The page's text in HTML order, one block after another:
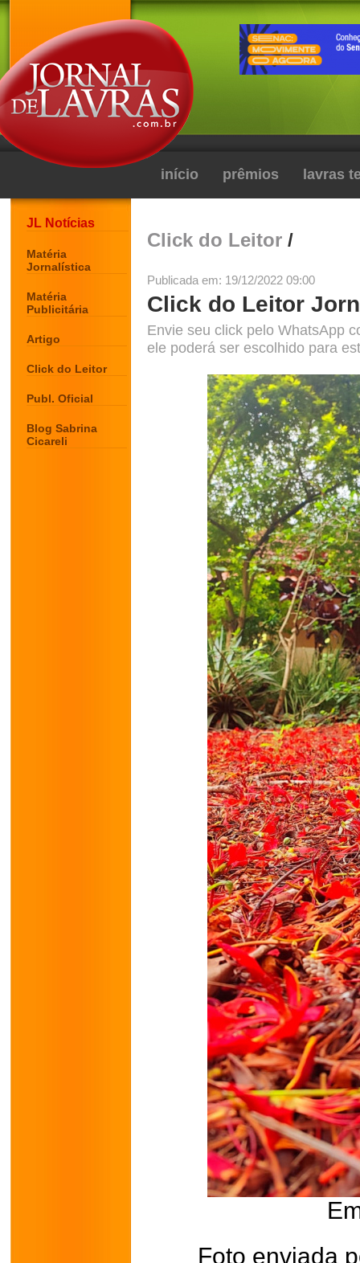
início prêmios lavras
JL Notícias
Matéria
Jornalística
Matéria
Publicitária
Artigo
Click do Leitor
Publ. Oficial
Blog Sabrina
Cicareli
Click do Leitor /
Publicada em: 19/12/2022 09:00
Click do Leitor
Envie seu click pelo WhatsApp
ele poderá ser escolhido para
Foto enviada